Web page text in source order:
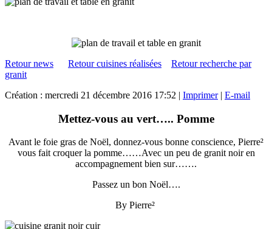
Retour news Retour cuisines réalisées
Retour recherche par
granit
Création : mercredi 21 décembre 2016 17:52 | Imprimer| E-mail
Mettez-vous au vert….. Pomme
Avant le foie gras de Noël, donnez-vous bonne conscience, Pierre²
vous fait croquer la pomme……Avec un peu de granit noir en
accompagnement bien sur…….
Passez un bon Noël….
By Pierre²